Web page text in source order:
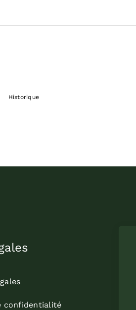
Historique
confidentialité